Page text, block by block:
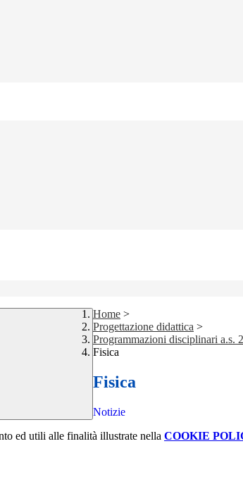
Home >
Progettazione didattica >
Programmazioni disciplinari a.s.
Fisica
Fisica
Notizie
ed utili alle finalità illustrate nella COOKIE